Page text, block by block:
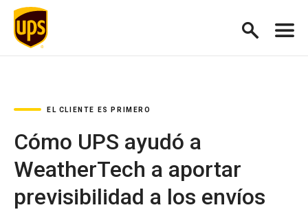
EL CLIENTE ES PRIMERO
Cómo UPS ayudó a
WeatherTech a aportar
previsibilidad a los envíos